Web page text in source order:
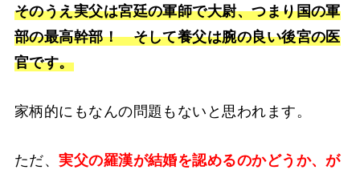
そのうえ実父は宮廷の軍師で大尉、つまり国の軍
部の最高幹部！ そして養父は腕の良い後宮の医
官です。
家柄的にもなんの問題もないと思われます。
ただ、実父の羅漢が結婚を認めるのかどうか、が